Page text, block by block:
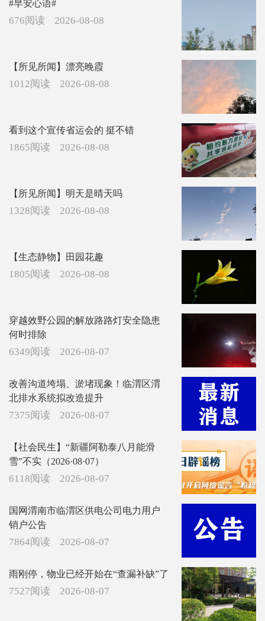
#早安心语#
676阅读 2026-08-08
【所见所闻】漂亮晚霞
1012阅读 2026-08-08
看到这个宣传省运会的 挺不错
1865阅读 2026-08-08
【所见所闻】明天是晴天吗
1328阅读 2026-08-08
【生态静物】田园花趣
1805阅读 2026-08-08
穿越效野公园的解放路路灯安全隐患
何时排除
6349阅读 2026-08-07
改善沟道垮塌、淤堵现象！临渭区渭
北排水系统拟改造提升
7375阅读 2026-08-07
【社会民生】“新疆阿勒泰八月能滑
雪”不实（2026·08·07）
6118阅读 2026-08-07
国网渭南市临渭区供电公司电力用户
销户公告
7864阅读 2026-08-07
雨刚停，物业已经开始在“查漏补缺”了
7527阅读 2026-08-07